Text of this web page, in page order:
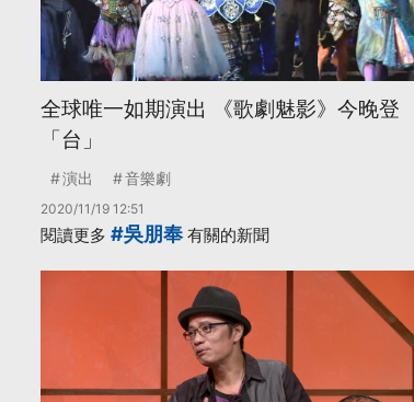
全球唯一如期演出 《歌劇魅影》今晚登
「台」
演出 音樂劇
2020/11/19 12:51
閱讀更多 #吳朋奉有關的新聞